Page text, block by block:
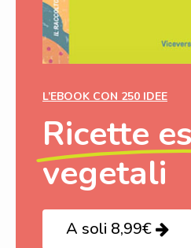
L’EBOOK CON 250 IDEE
Ricette
vegetali
A soli 8,99€